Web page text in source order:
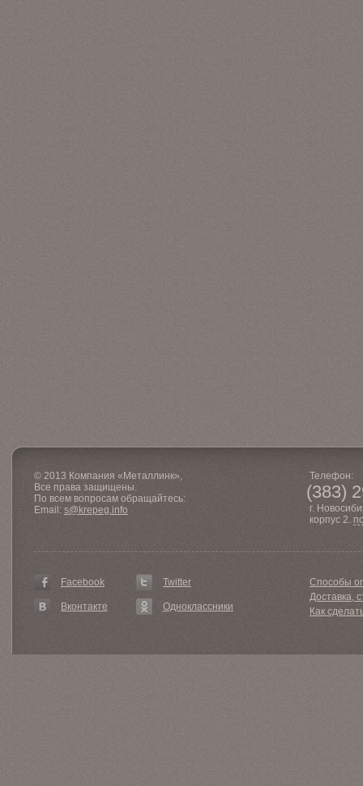
© 2013 Компания «Металлинк»,
Все права защищены.
По всем вопросам обращайтесь:
Email: s@krepeg.info
Телефон:
(383)
г.
корпус 2.
Facebook Twitter
Вконтакте Одноклассники
Способы
Доставка,
Как